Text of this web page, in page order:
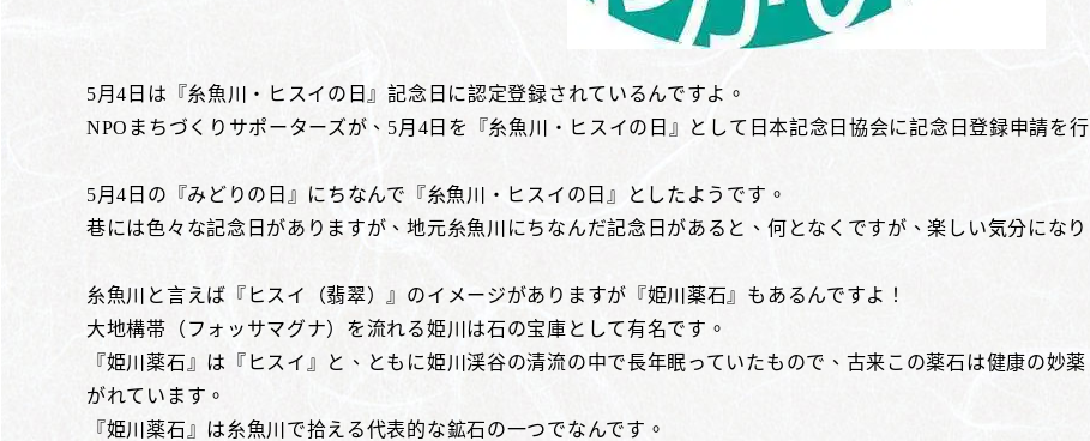
5月4日は『糸魚川・ヒスイの日』記念日に認定登録されているんですよ。
NPOまちづくりサポーターズが、5月4日を『糸魚川・ヒスイの日』として日本記念日協会に記念日登録申請を
5月4日の『みどりの日』にちなんで『糸魚川・ヒスイの日』としたようです。
巷には色々な記念日がありますが、地元糸魚川にちなんだ記念日があると、何となくですが、楽しい気分になり
糸魚川と言えば『ヒスイ（翡翠）』のイメージがありますが『姫川薬石』もあるんですよ！
大地構帯（フォッサマグナ）を流れる姫川は石の宝庫として有名です。
『姫川薬石』は『ヒスイ』と、ともに姫川渓谷の清流の中で長年眠っていたもので、古来この薬石は健康の妙
がれています。
『姫川薬石』は糸魚川で拾える代表的な鉱石の一つでなんです。